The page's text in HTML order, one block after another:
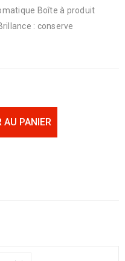
Boîte à produit
: conserve
AU PANIER